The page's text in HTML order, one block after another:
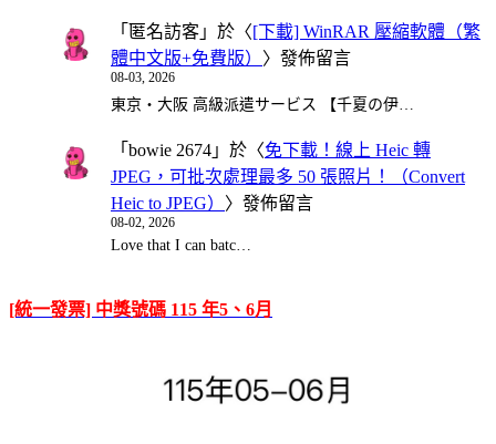
「 匿名訪客 」於〈[下載] WinRAR 壓縮軟體（繁
體中文版+免費版） 〉發佈留言
08-03, 2026
東京・大阪 高級派遣サービス 【千夏の伊…
「 bowie 2674 」於〈免下載！線上 Heic 轉
JPEG，可批次處理最多 50 張照片！（Convert
Heic to JPEG） 〉發佈留言
08-02, 2026
Love that I can batc…
[統一發票] 中獎號碼 115 年5、6月